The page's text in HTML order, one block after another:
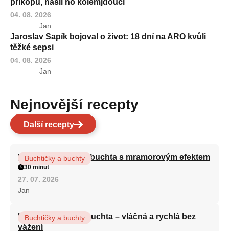
příkopu, našli ho kolemjdoucí
04. 08. 2026
Jan
Jaroslav Sapík bojoval o život: 18 dní na ARO kvůli
těžké sepsi
04. 08. 2026
Jan
Nejnovější recepty
Další recepty
Vláčná olejová litá buchta s mramorovým efektem
Buchtičky a buchty
30 minut
27. 07. 2026
Jan
Hrnková maková buchta – vláčná a rychlá bez
vážení
Buchtičky a buchty